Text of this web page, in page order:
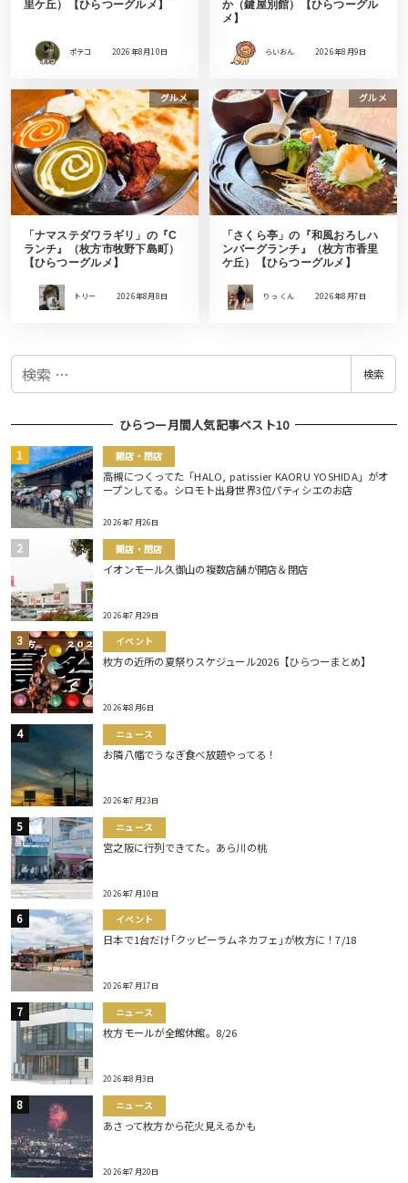
里ケ丘）【ひらつーグルメ】
ポテコ 2026年8月10日
か（鍵屋別館）【ひらつーグル
メ】
らいおん 2026年8月9日
グルメ
「ナマステダワラギリ」の『C
ランチ』（枚方市牧野下島町）
【ひらつーグルメ】
トリー 2026年8月8日
グルメ
「さくら亭」の『和風おろしハ
ンバーグランチ』（枚方市香里
ケ丘）【ひらつーグルメ】
りっ くん 2026年8月7日
検
検索
ひらつー月間人気記事ベスト10
開店・閉店
高槻につくってた「HALO, patissier KAORU YOSHIDA」がオ
ープンしてる。シロモト出身世界3位パティシエのお店
2026年7月26日
開店・閉店
イオンモール久御山の複数店舗が開店＆閉店
2026年7月29日
イベント
枚方の近所の夏祭りスケジュール2026【ひらつーまとめ】
2026年8月6日
ニュース
お隣八幡でうなぎ食べ放題やってる！
2026年7月23日
ニュース
宮之阪に行列できてた。あら川の桃
2026年7月10日
イベント
日本で1台だけ｢クッピーラムネカフェ｣が枚方に！7/18
2026年7月17日
ニュース
枚方モールが全館休館。8/26
2026年8月3日
ニュース
あさって枚方から花火見えるかも
2026年7月20日